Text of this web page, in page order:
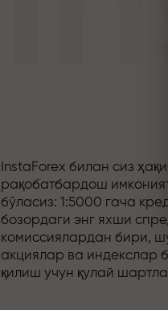
InstaForex билан сиз
рақобатбардош
бўласиз: 1:5000 гача
бозордаги энг яхши
комиссиялардан бири,
акциялар ва индекслар
қилиш учун қулай